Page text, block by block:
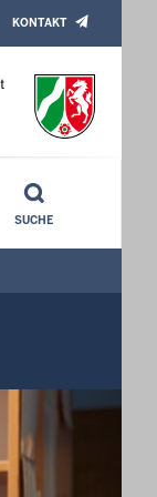
KONTAKT
SUCHE